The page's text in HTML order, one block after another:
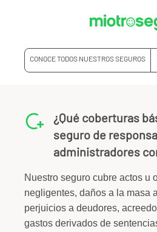
CONOCE TODOS NUESTROS SEGUROS
¿Qué coberturas
seguro de
administradores
Nuestro seguro cubre actos u
negligentes, daños a la masa
perjuicios a deudores,
gastos derivados de